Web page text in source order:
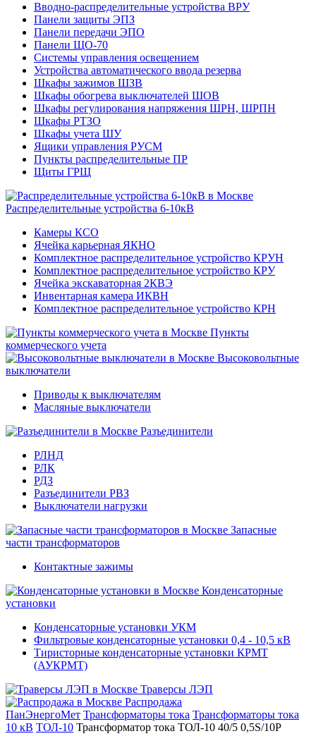
Вводно-распределительные устройства ВРУ
Панели защиты ЭПЗ
Панели передачи ЭПО
Панели ЩО-70
Системы управления освещением
Устройства автоматического ввода резерва
Шкафы зажимов ШЗВ
Шкафы обогрева выключателей ШОВ
Шкафы регулирования напряжения ШРН, ШРПН
Шкафы РТЗО
Шкафы учета ШУ
Ящики управления РУСМ
Пункты распределительные ПР
Щиты ГРЩ
Распределительные устройства 6-10кВ
Камеры КСО
Ячейка карьерная ЯКНО
Комплектное распределительное устройство КРУН
Комплектное распределительное устройство КРУ
Ячейка экскаваторная 2КВЭ
Инвентарная камера ИКВН
Комплектное распределительное устройство КРН
Пункты
коммерческого учета
Высоковольтные
выключатели
Приводы к выключателям
Масляные выключатели
Разъединители
РЛНД
РЛК
РДЗ
Разъединители РВЗ
Выключатели нагрузки
Запасные
части трансформаторов
Контактные зажимы
Конденсаторные
установки
Конденсаторные установки УКМ
Фильтровые конденсаторные установки 0,4 - 10,5 кВ
Тиристорные конденсаторные установки КРМТ
(АУКРМТ)
Траверсы ЛЭП
Распродажа
ПанЭнергоМет Трансформаторы тока Трансформаторы тока
10 кВ ТОЛ-10 Трансформатор тока ТОЛ-10 40/5 0,5S/10Р